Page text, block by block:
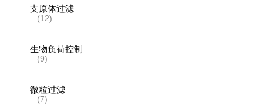
支原体过滤
(12)
生物负荷控制
(9)
微粒过滤
(7)